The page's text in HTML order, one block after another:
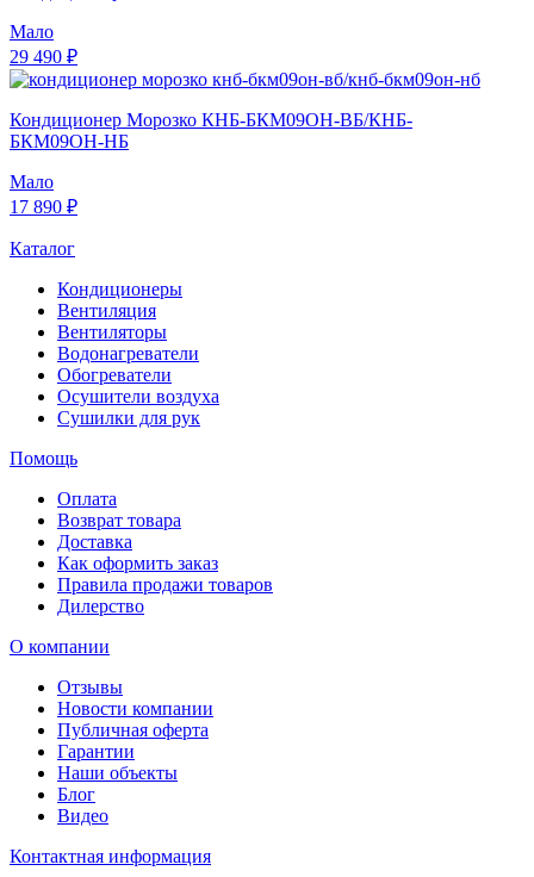
Мало
29 490 ₽
Кондиционер Морозко КНБ-БКМ09ОН-ВБ/КНБ-
БКМ09ОН-НБ
Мало
17 890 ₽
Каталог
Кондиционеры
Вентиляция
Вентиляторы
Водонагреватели
Обогреватели
Осушители воздуха
Сушилки для рук
Помощь
Оплата
Возврат товара
Доставка
Как оформить заказ
Правила продажи товаров
Дилерство
О компании
Отзывы
Новости компании
Публичная оферта
Гарантии
Наши объекты
Блог
Видео
Контактная информация